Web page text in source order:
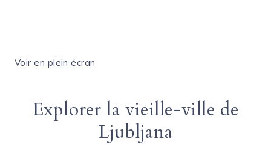
Voir en plein écran
Explorer la vieille-ville de
Ljubljana